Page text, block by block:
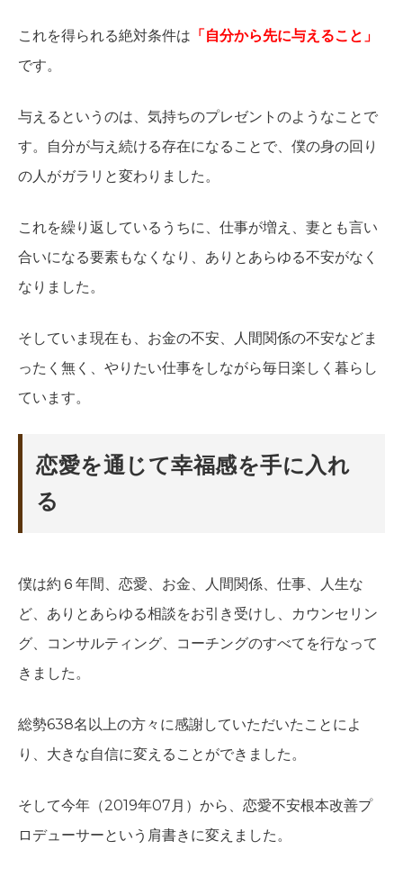
これを得られる絶対条件は 「自分から先に与えること」
です。
与えるというのは、気持ちのプレゼントのようなことで
す。自分が与え続ける存在になることで、僕の身の回り
の人がガラリと変わりました。
これを繰り返しているうちに、仕事が増え、妻とも言い
合いになる要素もなくなり、ありとあらゆる不安がなく
なりました。
そしていま現在も、お金の不安、人間関係の不安などま
ったく無く、やりたい仕事をしながら毎日楽しく暮らし
ています。
恋愛を通じて幸福感を手に入れ
る
僕は約６年間、恋愛、お金、人間関係、仕事、人生な
ど、ありとあらゆる相談をお引き受けし、カウンセリン
グ、コンサルティング、コーチングのすべてを行なって
きました。
総勢638名以上の方々に感謝していただいたことによ
り、大きな自信に変えることができました。
そして今年（2019年07月）から、恋愛不安根本改善プ
ロデューサーという肩書きに変えました。